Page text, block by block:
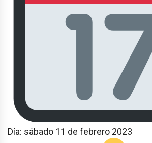
Día: sábado 11 de febrero 2023